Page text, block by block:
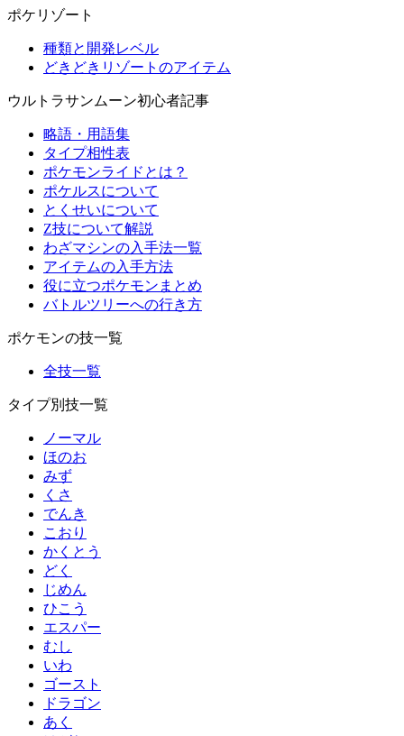
ポケリゾート
種類と開発レベル
どきどきリゾートのアイテム
ウルトラサンムーン初心者記事
略語・用語集
タイプ相性表
ポケモンライドとは？
ポケルスについて
とくせいについて
Z技について解説
わざマシンの入手法一覧
アイテムの入手方法
役に立つポケモンまとめ
バトルツリーへの行き方
ポケモンの技一覧
全技一覧
タイプ別技一覧
ノーマル
ほのお
みず
くさ
でんき
こおり
かくとう
どく
じめん
ひこう
エスパー
むし
いわ
ゴースト
ドラゴン
あく